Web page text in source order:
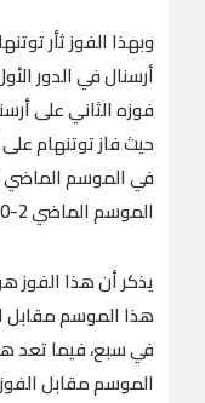
وبهذا الفوز ثأر
فوزه الثاني على
في الموسم الماضي
الموسم الماضي 2-0
يذكر أن هذا الفوز
هذا الموسم مقابل
في سبع، فيما تعد
الموسم مقابل الفوز في 13 مباراة